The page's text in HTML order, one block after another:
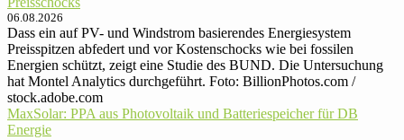
06.08.2026
Dass ein auf PV- und Windstrom basierendes Energiesystem
Preisspitzen abfedert und vor Kostenschocks wie bei fossilen
Energien schützt, zeigt eine Studie des BUND. Die Untersuchung
hat Montel Analytics durchgeführt. Foto: BillionPhotos.com /
stock.adobe.com
MaxSolar: PPA aus Photovoltaik und Batteriespeicher für DB
Energie